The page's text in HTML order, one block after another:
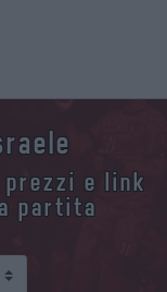
prezzi e link
partita